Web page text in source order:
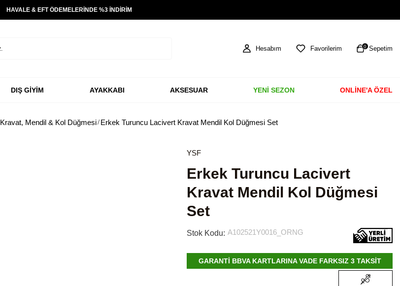
HAVALE & EFT ÖDEMELERİNDE %3 İNDİRİM
Hesabım Favorilerim 0 Sepetim
DIŞ GİYİM AYAKKABI AKSESUAR YENİ SEZON ONLİNE'A ÖZEL
Kravat, Mendil & Kol Düğmesi Erkek Turuncu Lacivert Kravat Mendil Kol Düğmesi Set
YSF
Erkek Turuncu Lacivert
Kravat Mendil Kol Düğmesi
Set
Stok Kodu: A102521Y0016_ORNG
GARANTİ BBVA KARTLARINA VADE FARKSIZ 3 TAKSİT